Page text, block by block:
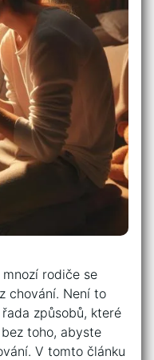
rodiče se
chování. Není to
způsobů, které
toho, abyste
V tomto článku